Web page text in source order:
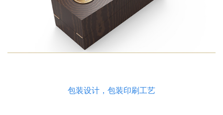
包装设计，包装印刷工艺